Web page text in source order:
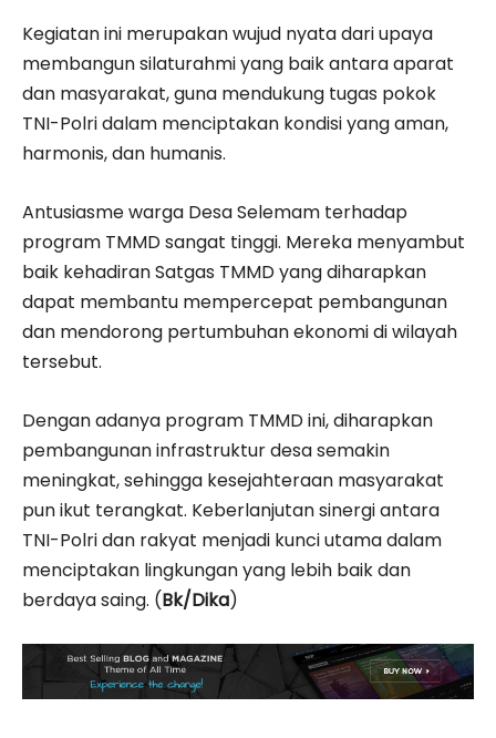
Kegiatan ini merupakan wujud nyata dari upaya
membangun silaturahmi yang baik antara aparat
dan masyarakat, guna mendukung tugas pokok
TNI-Polri dalam menciptakan kondisi yang aman,
harmonis, dan humanis.
Antusiasme warga Desa Selemam terhadap
program TMMD sangat tinggi. Mereka menyambut
baik kehadiran Satgas TMMD yang diharapkan
dapat membantu mempercepat pembangunan
dan mendorong pertumbuhan ekonomi di wilayah
tersebut.
Dengan adanya program TMMD ini, diharapkan
pembangunan infrastruktur desa semakin
meningkat, sehingga kesejahteraan masyarakat
pun ikut terangkat. Keberlanjutan sinergi antara
TNI-Polri dan rakyat menjadi kunci utama dalam
menciptakan lingkungan yang lebih baik dan
berdaya saing. (Bk/Dika)